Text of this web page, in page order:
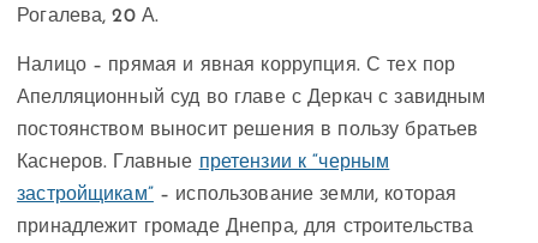
Рогалева, 20 А.
Налицо – прямая и явная коррупция. С тех пор
Апелляционный суд во главе с Деркач с завидным
постоянством выносит решения в пользу братьев
Каснеров. Главные претензии к “черным
застройщикам” – использование земли, которая
принадлежит громаде Днепра, для строительства